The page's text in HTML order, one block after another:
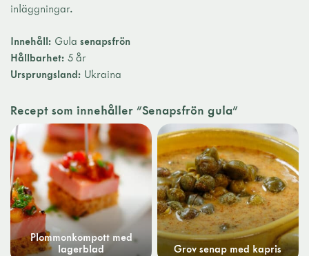
inläggningar.
Innehåll: Gula senapsfrön
Hållbarhet: 5 år
Ursprungsland: Ukraina
Recept som innehåller "Senapsfrön gula"
Plommonkompott med
lagerblad
Grov senap med kapris